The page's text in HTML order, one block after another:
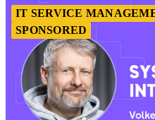
IT SERVICE
SPONSORED